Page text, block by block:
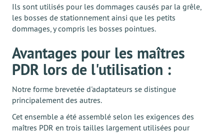
Ils sont utilisés pour les dommages causés par la grêle,
les bosses de stationnement ainsi que les petits
dommages, y compris les bosses pointues.
Avantages pour les maîtres
PDR lors de l'utilisation :
Notre forme brevetée d'adaptateurs se distingue
principalement des autres.
Cet ensemble a été assemblé selon les exigences des
maîtres PDR en trois tailles largement utilisées pour